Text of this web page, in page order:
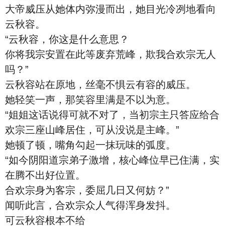
大帝威压从她体内弥漫而出，她目光冷冽地看向
云秋容。
“云秋容，你这是什么意思？
你将我宗安置在此等废弃荒峰，欺我合欢宗无人
吗？”
云秋容站在原地，丝毫不惧云有容的威压。
她轻笑一声，那笑容里满是不以为意。
“姐姐这话说得可就不对了，当初宗主只答应给合
欢宗三座山峰居住，可从没说是主峰。”
她顿了顿，嘴角勾起一抹玩味的弧度。
“如今阴阳道宗弟子激增，核心峰位早已住满，实
在腾不出好位置。
合欢宗身为客宗，委屈几日又何妨？”
闻听此言，合欢宗众人气得浑身发抖。
可云秋容根本不给